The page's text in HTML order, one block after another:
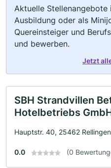
Aktuelle
Ausbildung oder als
Quereinsteiger und
und bewerben.
Jetzt
SBH Strandvillen
Hotelbetriebs
Hauptstr. 40, 25462 Rellingen
0.0 (0